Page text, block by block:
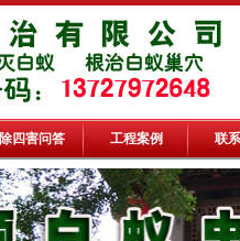
除四害问答 工程案例 联